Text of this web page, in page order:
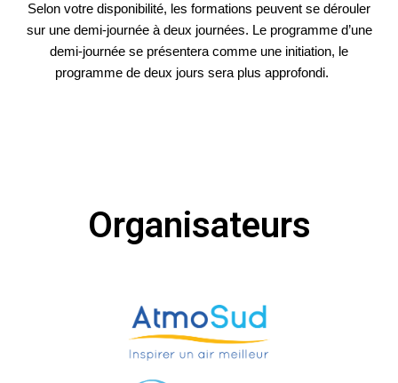
Selon votre disponibilité, les formations peuvent se dérouler
sur une demi-journée à deux journées. Le programme d’une
demi-journée se présentera comme une initiation, le
programme de deux jours sera plus approfondi.
Organisateurs